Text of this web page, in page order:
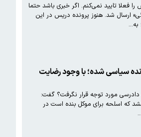
را فعلا تایید نمی‌کنم. اگر خبری باشد حتما
ارسال شد. هنوز پرونده دریس در این
به…
سیاسی شده؛ با وجود رضایت
دادرسی مورد توجه قرار نگرفت؟ گفت:
که اسلحه برای موکل بنده است در